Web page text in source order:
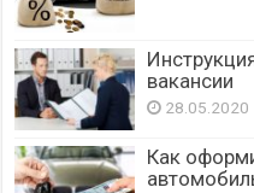
вакансии
28.05.2020
Как